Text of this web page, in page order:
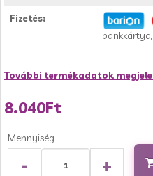
Fizetés:
További termékadatok
8.040Ft
Mennyiség
- +